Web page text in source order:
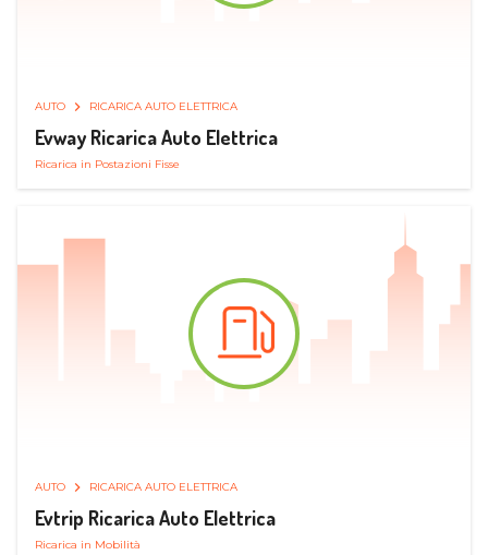
AUTO RICARICA AUTO ELETTRICA
Evway Ricarica Auto Elettrica
Ricarica in Postazioni Fisse
AUTO RICARICA AUTO ELETTRICA
Evtrip Ricarica Auto Elettrica
Ricarica in Mobilità